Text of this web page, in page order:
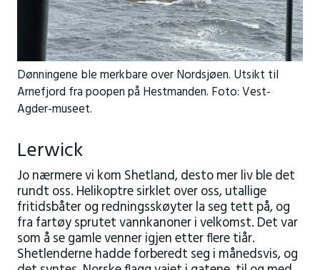
Dønningene ble merkbare over Nordsjøen. Utsikt til
Arnefjord fra poopen på Hestmanden. Foto: Vest-
Agder-museet.
Lerwick
Jo nærmere vi kom Shetland, desto mer liv ble det
rundt oss. Helikoptre sirklet over oss, utallige
fritidsbåter og redningsskøyter la seg tett på, og
fra fartøy sprutet vannkanoner i velkomst. Det var
som å se gamle venner igjen etter flere tiår.
Shetlenderne hadde forberedt seg i månedsvis, og